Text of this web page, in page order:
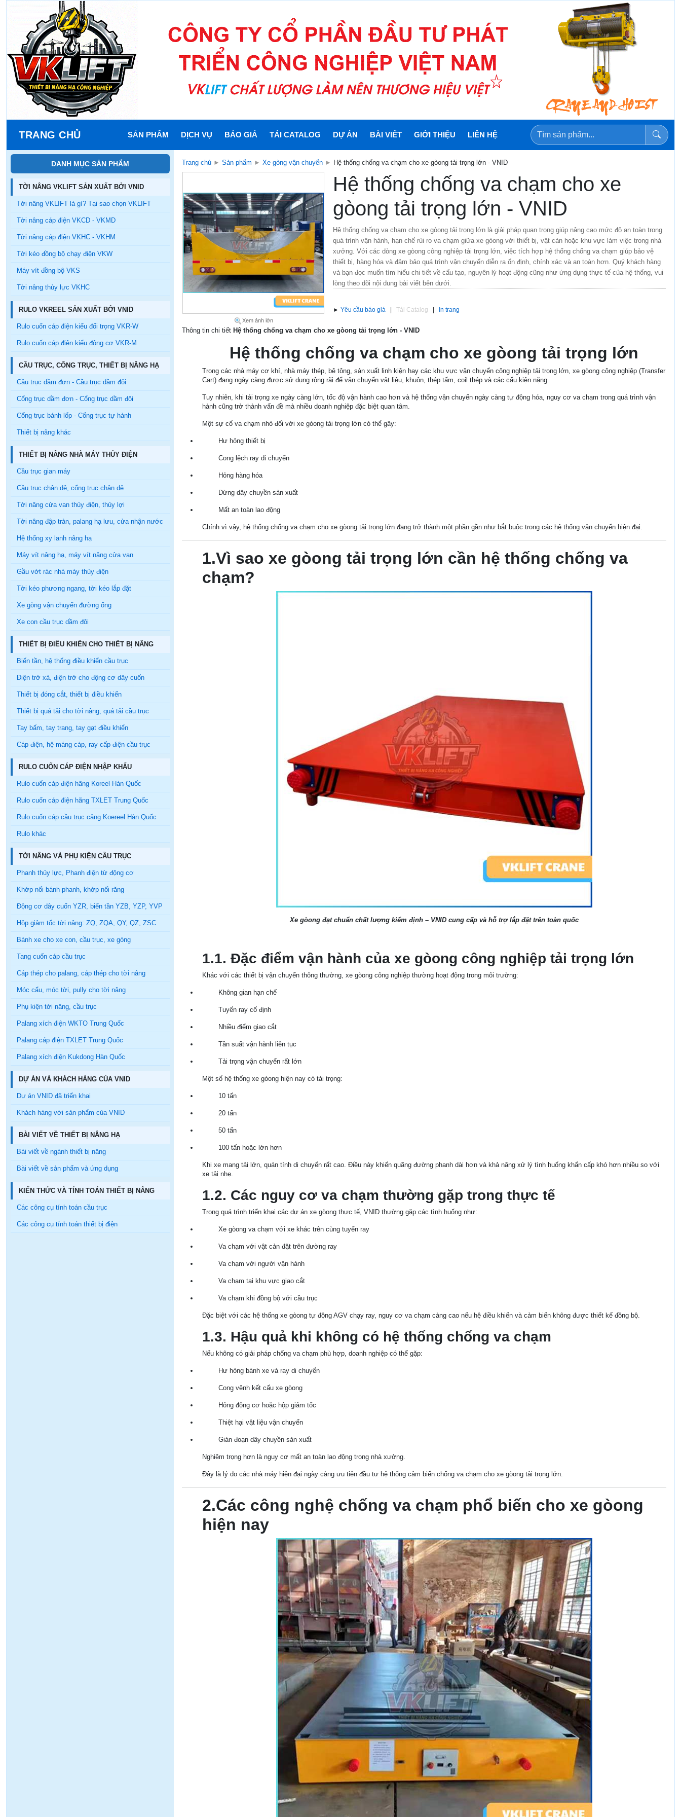
TRANG CHỦ SẢN PHẨM DỊCH VỤ BÁO GIÁ TẢI CATALOG DỰ ÁN BÀI VIẾT GIỚI THIỆU LIÊN HỆ
DANH MỤC SẢN PHẨM
TỜI NÂNG VKLIFT SẢN XUẤT BỞI VNID
Tời nâng VKLIFT là gì? Tại sao chọn VKLIFT
Tời nâng cáp điện VKCD - VKMD
Tời nâng cáp điện VKHC - VKHM
Tời kéo đồng bộ chạy điện VKW
Máy vít đồng bộ VKS
Tời nâng thủy lực VKHC
RULO VKREEL SẢN XUẤT BỞI VNID
Rulo cuốn cáp điện kiểu đối trọng VKR-W
Rulo cuốn cáp điện kiểu động cơ VKR-M
CẦU TRỤC, CỔNG TRỤC, THIẾT BỊ NÂNG HẠ
Cầu trục dầm đơn - Cầu trục dầm đôi
Cổng trục dầm đơn - Cổng trục dầm đôi
Cổng trục bánh lốp - Cổng trục tự hành
Thiết bị nâng khác
THIẾT BỊ NÂNG NHÀ MÁY THỦY ĐIỆN
Cầu trục gian máy
Cầu trục chân dê, cổng trục chân dê
Tời nâng cửa van thủy điện, thủy lợi
Tời nâng đập tràn, palang hạ lưu, cửa nhận nước
Hệ thống xy lanh nâng hạ
Máy vít nâng hạ, máy vít nâng cửa van
Gầu vớt rác nhà máy thủy điện
Tời kéo phương ngang, tời kéo lắp đặt
Xe gòng vận chuyển đường ống
Xe con cầu trục dầm đôi
THIẾT BỊ ĐIỀU KHIỂN CHO THIẾT BỊ NÂNG
Biến tần, hệ thống điều khiển cầu trục
Điện trở xả, điện trở cho động cơ dây cuốn
Thiết bị đóng cắt, thiết bị điều khiển
Thiết bị quá tải cho tời nâng, quá tải cầu trục
Tay bấm, tay trang, tay gạt điều khiển
Cáp điện, hệ máng cáp, ray cấp điện cầu trục
RULO CUỐN CÁP ĐIỆN NHẬP KHẨU
Rulo cuốn cáp điện hãng Koreel Hàn Quốc
Rulo cuốn cáp điện hãng TXLET Trung Quốc
Rulo cuốn cáp cầu trục cảng Koereel Hàn Quốc
Rulo khác
TỜI NÂNG VÀ PHỤ KIỆN CẦU TRỤC
Phanh thủy lực, Phanh điện từ động cơ
Khớp nối bánh phanh, khớp nối răng
Động cơ dây cuốn YZR, biến tần YZB, YZP, YVP
Hộp giảm tốc tời nâng: ZQ, ZQA, QY, QZ, ZSC
Bánh xe cho xe con, cầu trục, xe gòng
Tang cuốn cáp cầu trục
Cáp thép cho palang, cáp thép cho tời nâng
Móc cẩu, móc tời, pully cho tời nâng
Phụ kiện tời nâng, cầu trục
Palang xích điện WKTO Trung Quốc
Palang cáp điện TXLET Trung Quốc
Palang xích điện Kukdong Hàn Quốc
DỰ ÁN VÀ KHÁCH HÀNG CỦA VNID
Dự án VNID đã triển khai
Khách hàng với sản phẩm của VNID
BÀI VIẾT VỀ THIẾT BỊ NÂNG HẠ
Bài viết về ngành thiết bị nâng
Bài viết về sản phẩm và ứng dụng
KIẾN THỨC VÀ TÍNH TOÁN THIẾT BỊ NÂNG
Các công cụ tính toán cầu trục
Các công cụ tính toán thiết bị điện
Trang chủ ► Sản phẩm ► Xe gòng vận chuyển ► Hệ thống chống va chạm cho xe gòong tải trọng lớn - VNID
Xem ảnh lớn
Hệ thống chống va chạm cho xe
gòong tải trọng lớn - VNID
Hệ thống chống va chạm cho xe gòong tải trọng lớn là giải pháp quan trọng giúp nâng cao mức độ an toàn trong
quá trình vận hành, hạn chế rủi ro va chạm giữa xe gòong với thiết bị, vật cản hoặc khu vực làm việc trong nhà
xưởng. Với các dòng xe gòong công nghiệp tải trọng lớn, việc tích hợp hệ thống chống va chạm giúp bảo vệ
thiết bị, hàng hóa và đảm bảo quá trình vận chuyển diễn ra ổn định, chính xác và an toàn hơn. Quý khách hàng
và bạn đọc muốn tìm hiểu chi tiết về cấu tạo, nguyên lý hoạt động cũng như ứng dụng thực tế của hệ thống, vui
lòng theo dõi nội dung bài viết bên dưới.
► Yêu cầu báo giá | Tải Catalog | In trang
Thông tin chi tiết Hệ thống chống va chạm cho xe gòong tải trọng lớn - VNID
Hệ thống chống va chạm cho xe gòong tải trọng lớn
Trong các nhà máy cơ khí, nhà máy thép, bê tông, sản xuất linh kiện hay các khu vực vận chuyển công nghiệp tải trọng lớn, xe gòong công nghiệp (Transfer
Cart) đang ngày càng được sử dụng rộng rãi để vận chuyển vật liệu, khuôn, thép tấm, coil thép và các cấu kiện nặng.
Tuy nhiên, khi tải trọng xe ngày càng lớn, tốc độ vận hành cao hơn và hệ thống vận chuyển ngày càng tự động hóa, nguy cơ va chạm trong quá trình vận
hành cũng trở thành vấn đề mà nhiều doanh nghiệp đặc biệt quan tâm.
Một sự cố va chạm nhỏ đối với xe gòong tải trọng lớn có thể gây:
Hư hỏng thiết bị
Cong lệch ray di chuyển
Hỏng hàng hóa
Dừng dây chuyền sản xuất
Mất an toàn lao động
Chính vì vậy, hệ thống chống va chạm cho xe gòong tải trọng lớn đang trở thành một phần gần như bắt buộc trong các hệ thống vận chuyển hiện đại.
1.Vì sao xe gòong tải trọng lớn cần hệ thống chống va
chạm?
Xe gòong đạt chuẩn chất lượng kiểm định – VNID cung cấp và hỗ trợ lắp đặt trên toàn quốc
1.1. Đặc điểm vận hành của xe gòong công nghiệp tải trọng lớn
Khác với các thiết bị vận chuyển thông thường, xe gòong công nghiệp thường hoạt động trong môi trường:
Không gian hạn chế
Tuyến ray cố định
Nhiều điểm giao cắt
Tần suất vận hành liên tục
Tải trọng vận chuyển rất lớn
Một số hệ thống xe gòong hiện nay có tải trọng:
10 tấn
20 tấn
50 tấn
100 tấn hoặc lớn hơn
Khi xe mang tải lớn, quán tính di chuyển rất cao. Điều này khiến quãng đường phanh dài hơn và khả năng xử lý tình huống khẩn cấp khó hơn nhiều so với
xe tải nhẹ.
1.2. Các nguy cơ va chạm thường gặp trong thực tế
Trong quá trình triển khai các dự án xe gòong thực tế, VNID thường gặp các tình huống như:
Xe gòong va chạm với xe khác trên cùng tuyến ray
Va chạm với vật cản đặt trên đường ray
Va chạm với người vận hành
Va chạm tại khu vực giao cắt
Va chạm khi đồng bộ với cầu trục
Đặc biệt với các hệ thống xe gòong tự động AGV chạy ray, nguy cơ va chạm càng cao nếu hệ điều khiển và cảm biến không được thiết kế đồng bộ.
1.3. Hậu quả khi không có hệ thống chống va chạm
Nếu không có giải pháp chống va chạm phù hợp, doanh nghiệp có thể gặp:
Hư hỏng bánh xe và ray di chuyển
Cong vênh kết cấu xe gòong
Hỏng động cơ hoặc hộp giảm tốc
Thiệt hại vật liệu vận chuyển
Gián đoạn dây chuyền sản xuất
Nghiêm trọng hơn là nguy cơ mất an toàn lao động trong nhà xưởng.
Đây là lý do các nhà máy hiện đại ngày càng ưu tiên đầu tư hệ thống cảm biến chống va chạm cho xe gòong tải trọng lớn.
2.Các công nghệ chống va chạm phổ biến cho xe gòong
hiện nay